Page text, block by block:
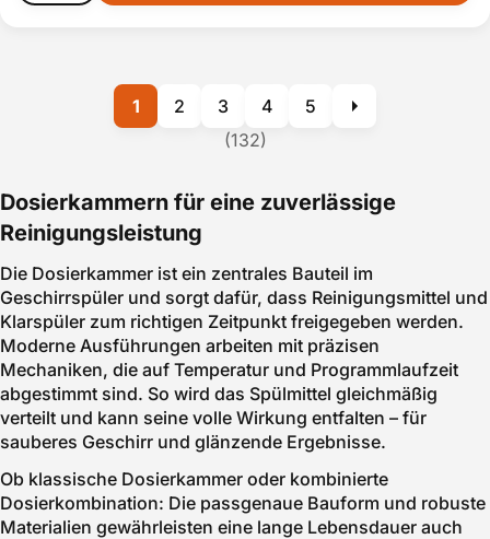
(132)
1 2 3 4 5
Dosierkammern für eine zuverlässige
Reinigungsleistung
Die Dosierkammer ist ein zentrales Bauteil im
Geschirrspüler und sorgt dafür, dass Reinigungsmittel und
Klarspüler zum richtigen Zeitpunkt freigegeben werden.
Moderne Ausführungen arbeiten mit präzisen
Mechaniken, die auf Temperatur und Programmlaufzeit
abgestimmt sind. So wird das Spülmittel gleichmäßig
verteilt und kann seine volle Wirkung entfalten – für
sauberes Geschirr und glänzende Ergebnisse.
Ob klassische Dosierkammer oder kombinierte
Dosierkombination: Die passgenaue Bauform und robuste
Materialien gewährleisten eine lange Lebensdauer auch